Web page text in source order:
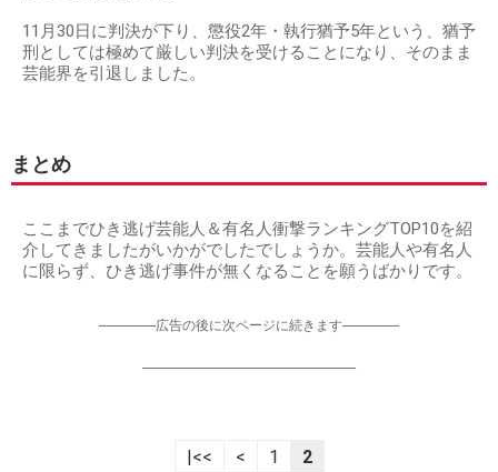
11月30日に判決が下り、懲役2年・執行猶予5年という、猶予
刑としては極めて厳しい判決を受けることになり、そのまま
芸能界を引退しました。
まとめ
ここまでひき逃げ芸能人＆有名人衝撃ランキングTOP10を紹
介してきましたがいかがでしたでしょうか。芸能人や有名人
に限らず、ひき逃げ事件が無くなることを願うばかりです。
-----------------広告の後に次ページに続きます-----------------
----------------------------------------------------------------
|<< < 1 2